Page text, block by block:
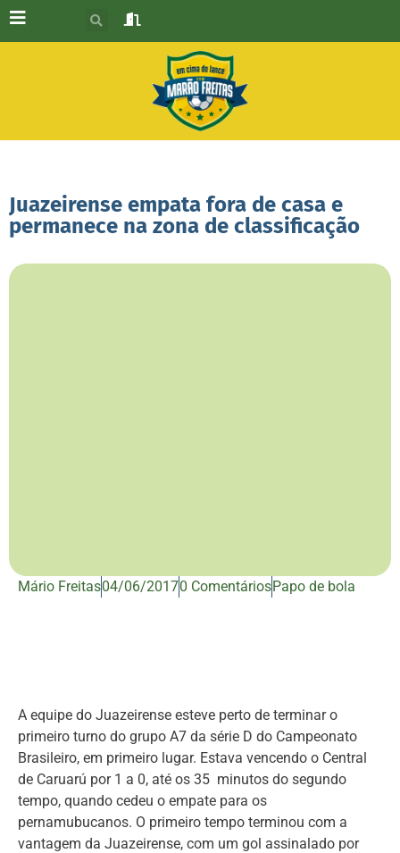
Juazeirense empata fora de casa e
permanece na zona de classificação
Mário Freitas04/06/20170 ComentáriosPapo de bola
A equipe do Juazeirense esteve perto de terminar o
primeiro turno do grupo A7 da série D do Campeonato
Brasileiro, em primeiro lugar. Estava vencendo o Central
de Caruarú por 1 a 0, até os 35 minutos do segundo
tempo, quando cedeu o empate para os
pernamubucanos. O primeiro tempo terminou com a
vantagem da Juazeirense, com um gol assinalado por